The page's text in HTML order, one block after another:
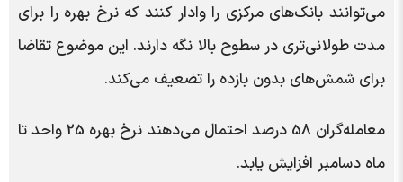
می‌توانند بانک‌های مرکزی را وادار کنند که نرخ بهره را برای
مدت طولانی‌تری در سطوح بالا نگه دارند. این موضوع تقاضا
برای شمش‌های بدون بازده را تضعیف می‌کند.
معامله‌گران 58 درصد احتمال می‌دهند نرخ بهره 25 واحد تا
ماه دسامبر افزایش یابد.